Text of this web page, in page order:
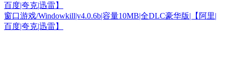
百度|夸克|迅雷】
窗口游戏/Windowkill|v4.0.6b|容量10MB|全DLC豪华版|【阿里|
百度|夸克|迅雷】